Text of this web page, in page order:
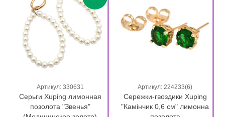
Артикул: 330631
Серьги Xuping лимонная
позолота "Звенья"
Артикул: 224233(6)
Сережки-гвоздики Xuping
"Камінчик 0,6 см" лимонна